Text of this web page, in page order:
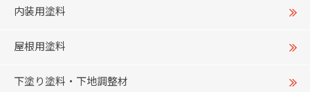
内装用塗料
屋根用塗料
下塗り塗料・下地調整材